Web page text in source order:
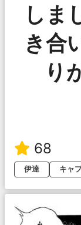
しま
き合
り
68
伊達
キャ